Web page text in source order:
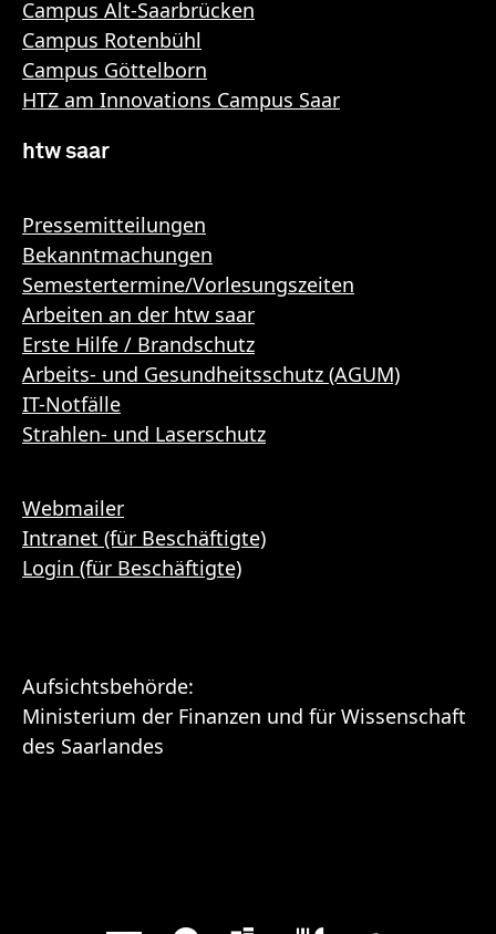
Campus Alt-Saarbrücken
Campus Rotenbühl
Campus Göttelborn
HTZ am Innovations Campus Saar
htw saar
Pressemitteilungen
Bekanntmachungen
Semestertermine/Vorlesungszeiten
Arbeiten an der htw saar
Erste Hilfe / Brandschutz
Arbeits- und Gesundheitsschutz (AGUM)
IT-Notfälle
Strahlen- und Laserschutz
Webmailer
Intranet (für Beschäftigte)
Login (für Beschäftigte)
Aufsichtsbehörde:
Ministerium der Finanzen und für Wissenschaft
des Saarlandes